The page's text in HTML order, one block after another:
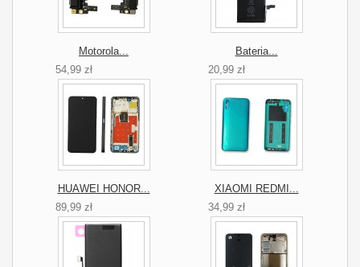
Motorola...
54,99 zł
Bateria...
20,99 zł
HUAWEI HONOR...
89,99 zł
XIAOMI REDMI...
34,99 zł